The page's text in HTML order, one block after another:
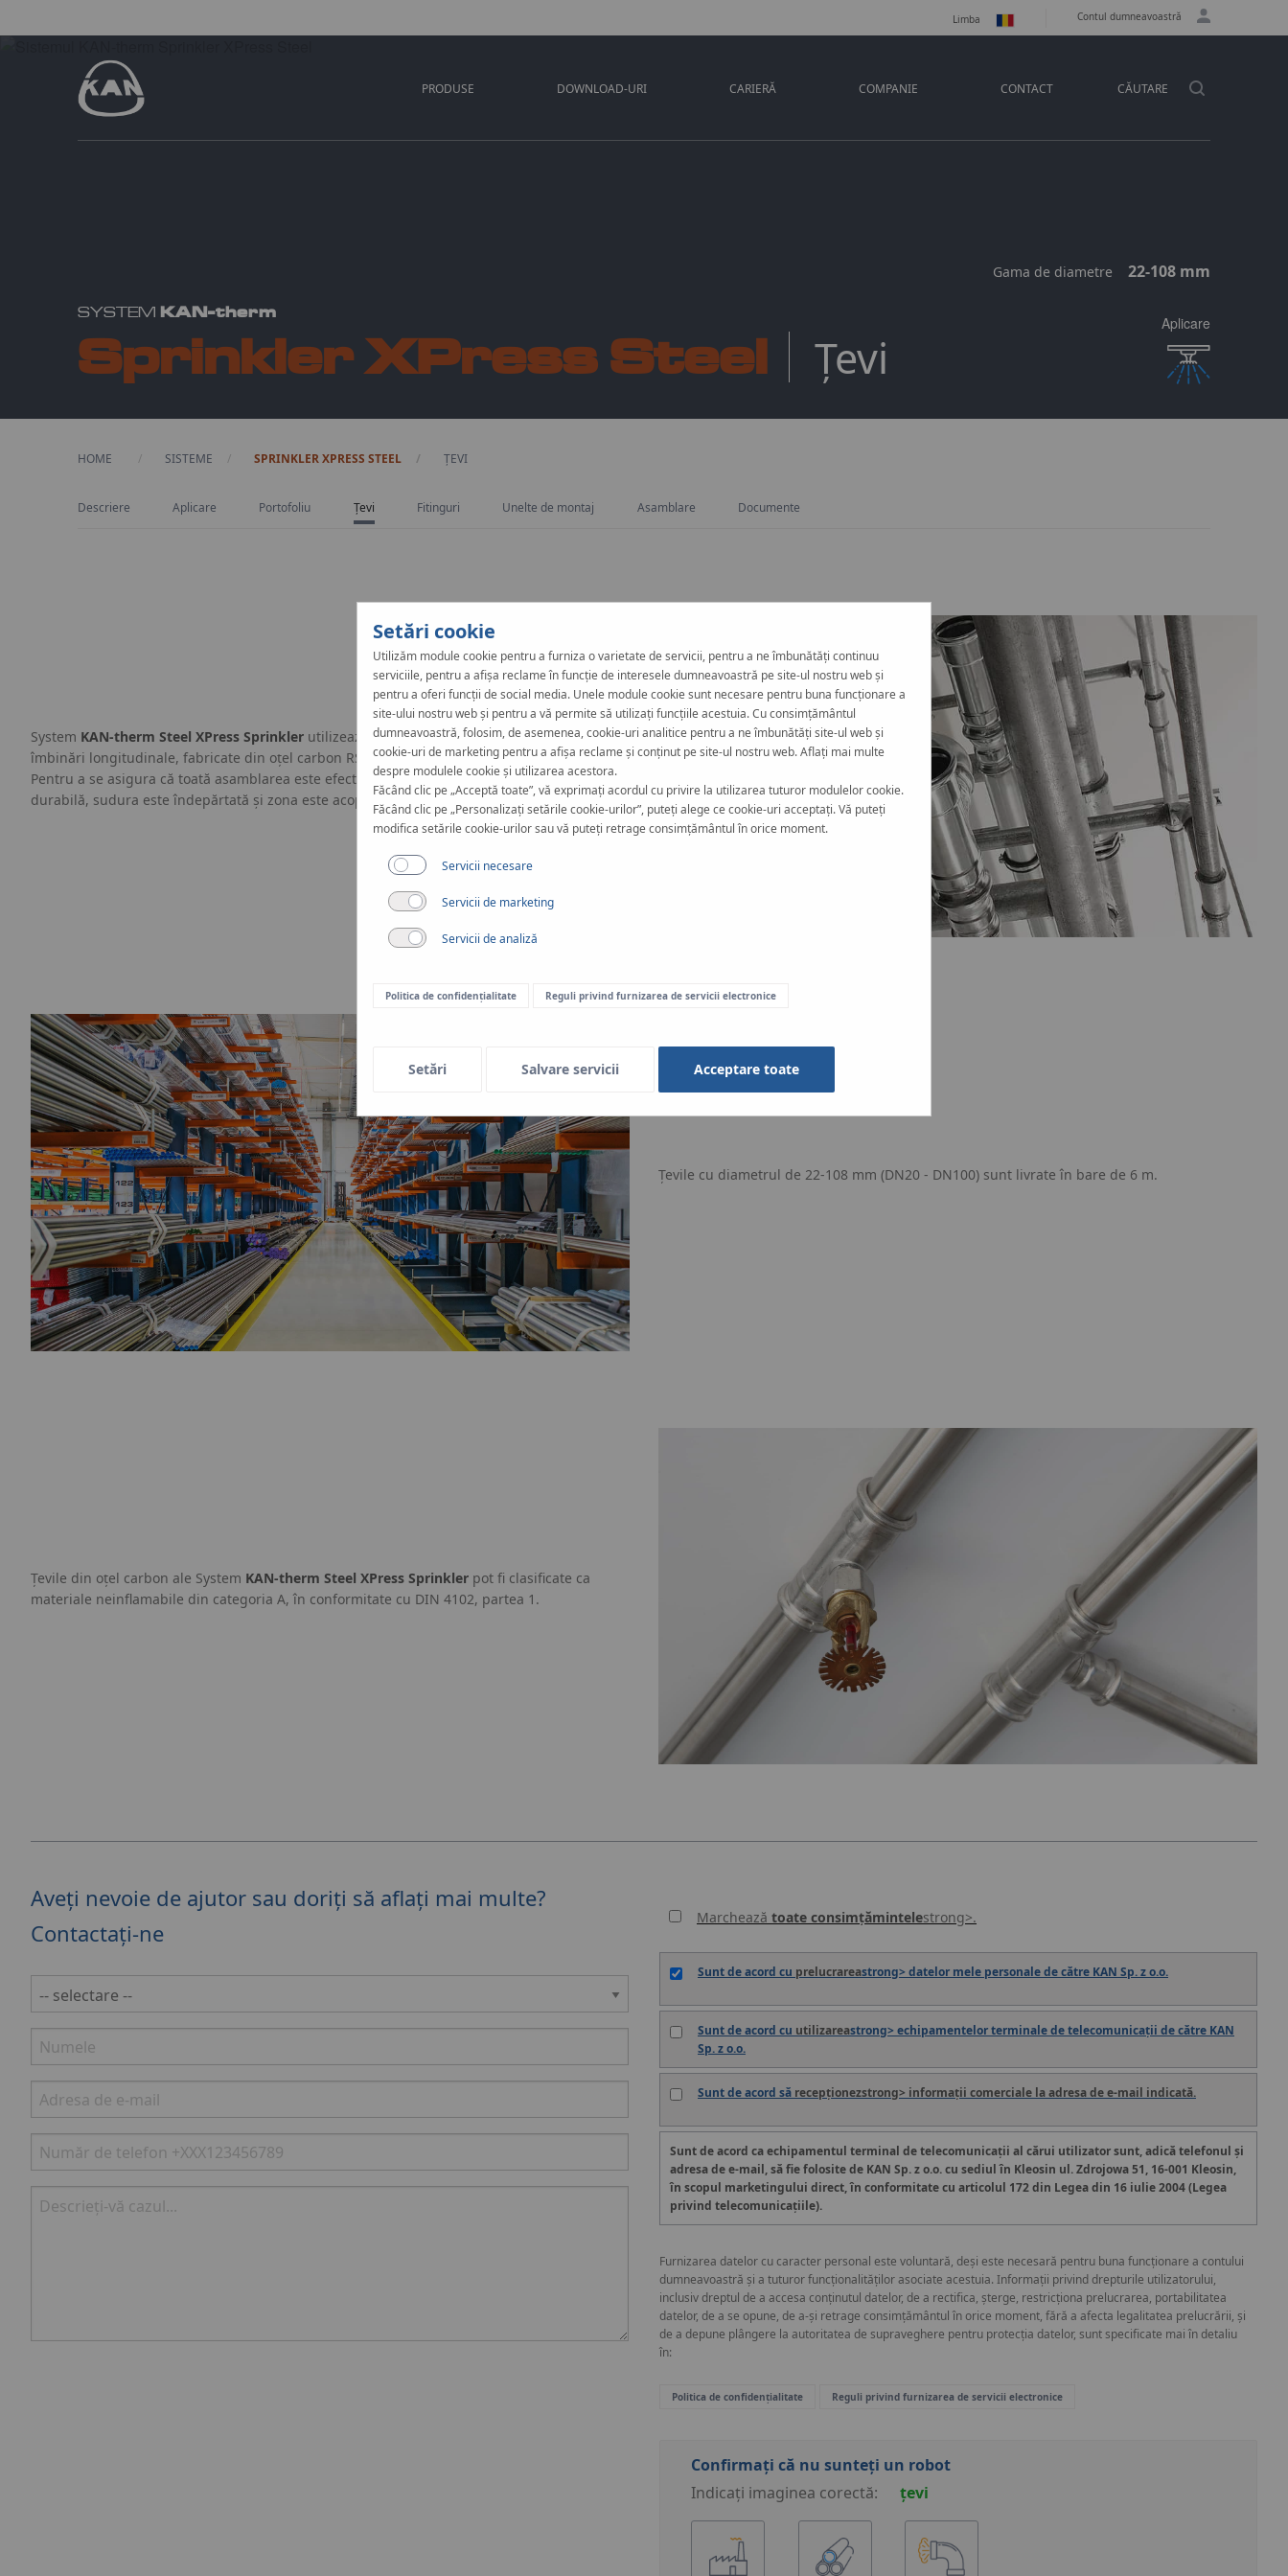
Limba Contul dumneavoastră
PRODUSE DOWNLOAD-URI CARIERĂ COMPANIE CONTACT CĂUTARE
SYSTEM KAN-therm
Sprinkler XPress Steel Țevi
Gama de diametre 22-108 mm
Aplicare
HOME SISTEME SPRINKLER XPRESS STEEL CURRENT:
ȚEVI
Descriere Aplicare Portofoliu Țevi Fitinguri Unelte de montaj Asamblare Documente
System KAN‑therm Steel XPress Sprinkler utilizează țevi precise laminate la rece cu
îmbinări longitudinale, fabricate din oțel carbon RSt 34-2, zincate la exterior și la interior.
Pentru a se asigura că toată asamblarea este efectuată corect și că instalația este
durabilă, sudura este îndepărtată și zona este acoperită cu un strat suplimentar de zinc.
Țevile cu diametrul de 22-108 mm (DN20 - DN100) sunt livrate în bare de 6 m.
Țevile din oțel carbon ale System KAN-therm Steel XPress Sprinkler pot fi clasificate ca
materiale neinflamabile din categoria A, în conformitate cu DIN 4102, partea 1.
Aveți nevoie de ajutor sau doriți să aflați mai multe?
Contactați-ne
Marchează toate consimțămintelestrong>.
Sunt de acord cu prelucrareastrong> datelor mele personale de către KAN Sp. z o.o.
Sunt de acord cu utilizareastrong> echipamentelor terminale de telecomunicații de către KAN
Sp. z o.o.
Sunt de acord să recepționezstrong> informații comerciale la adresa de e-mail indicată.
Sunt de acord ca echipamentul terminal de telecomunicații al cărui utilizator sunt, adică telefonul și
adresa de e-mail, să fie folosite de KAN Sp. z o.o. cu sediul în Kleosin ul. Zdrojowa 51, 16-001 Kleosin,
în scopul marketingului direct, în conformitate cu articolul 172 din Legea din 16 iulie 2004 (Legea
privind telecomunicațiile).
Furnizarea datelor cu caracter personal este voluntară, deși este necesară pentru buna funcționare a contului
dumneavoastră și a tuturor funcționalităților asociate acestuia. Informații privind drepturile utilizatorului,
inclusiv dreptul de a accesa conținutul datelor, de a rectifica, șterge, restricționa prelucrarea, portabilitatea
datelor, de a se opune, de a-și retrage consimțământul în orice moment, fără a afecta legalitatea prelucrării, și
de a depune plângere la autoritatea de supraveghere pentru protecția datelor, sunt specificate mai în detaliu
în:
Politica de confidențialitate Reguli privind furnizarea de servicii electronice
Confirmați că nu sunteți un robot
Indicați imaginea corectă:
țevi
Setări cookie
Utilizăm module cookie pentru a furniza o varietate de servicii, pentru a ne îmbunătăți continuu
serviciile, pentru a afișa reclame în funcție de interesele dumneavoastră pe site-ul nostru web și
pentru a oferi funcții de social media. Unele module cookie sunt necesare pentru buna funcționare a
site-ului nostru web și pentru a vă permite să utilizați funcțiile acestuia. Cu consimțământul
dumneavoastră, folosim, de asemenea, cookie-uri analitice pentru a ne îmbunătăți site-ul web și
cookie-uri de marketing pentru a afișa reclame și conținut pe site-ul nostru web. Aflați mai multe
despre modulele cookie și utilizarea acestora.
Făcând clic pe „Acceptă toate”, vă exprimați acordul cu privire la utilizarea tuturor modulelor cookie.
Făcând clic pe „Personalizați setările cookie-urilor”, puteți alege ce cookie-uri acceptați. Vă puteți
modifica setările cookie-urilor sau vă puteți retrage consimțământul în orice moment.
Servicii necesare
Servicii de marketing
Servicii de analiză
Politica de confidențialitate Reguli privind furnizarea de servicii electronice
Setări Salvare servicii Acceptare toate